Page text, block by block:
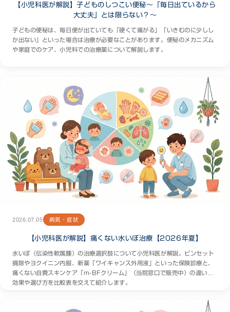
【小児科医が解説】子どものしつこい便秘〜「毎日出ているから
大丈夫」とは限らない？〜
子どもの便秘は、毎日便が出ていても「硬くて痛がる」「いきむのに少しし
か出ない」といった場合は治療が必要なことがあります。便秘のメカニズム
や家庭でのケア、小児科での治療薬について解説します。
2026.07.05 病気・症状
【小児科医が解説】痛くない水いぼ治療【2026年夏】
水いぼ（伝染性軟属腫）の治療選択肢について小児科医が解説。ピンセット
摘除やヨクイニン内服、新薬「ワイキャンス外用液」といった保険診療と、
痛くない自費スキンケア「m-BFクリーム」（当院窓口で販売中）の違い、
効果や選び方を比較表を交えて紹介します。